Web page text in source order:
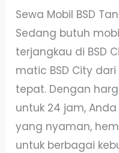
No
DP!
Sewa Mobil BSD
Sedang butuh
terjangkau di BSD
matic BSD City
tepat. Dengan
untuk 24 jam,
yang nyaman,
untuk berbagai